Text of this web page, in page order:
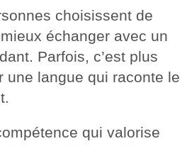
choisissent de
échanger avec un
Parfois, c’est plus
une langue qui raconte le
qui valorise